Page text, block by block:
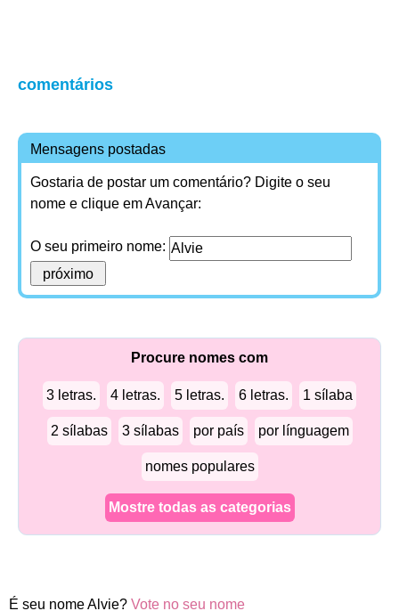
comentários
Mensagens postadas
Gostaria de postar um comentário? Digite o seu
nome e clique em Avançar:
O seu primeiro nome:
Procure nomes com
3 letras. 4 letras. 5 letras. 6 letras. 1 sílaba
2 sílabas 3 sílabas por país por línguagem
nomes populares
Mostre todas as categorias
É seu nome Alvie? Vote no seu nome